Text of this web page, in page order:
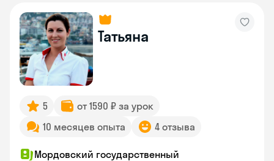
Татьяна
5
от 1590 ₽ за урок
10 месяцев опыта
4 отзыва
Мордовский государственный